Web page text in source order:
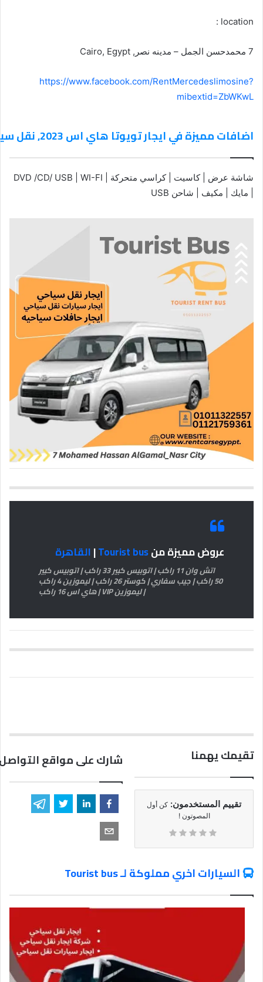
location :
7 محمدحسن الجمل – مدينه نصر, Cairo, Egypt
https://www.facebook.com/RentMercedeslimosine?
mibextid=ZbWKwL
اضافات مميزة في ايجار تويوتا هاي اس 2023, نقل سياحي
شاشة عرض | كاسيت | كراسي متحركة | DVD /CD/ USB | WI-FI
| مايك | مكيف | شاحن USB
عروض مميزة منTourist bus
|القاهرة
اتش وان 11 راكب | اتوبيس كبير 33 راكب | اتوبيس كبير
50 راكب | جيب سفاري | كوستر 26 راكب | ليموزين 4 راكب
| ليموزين VIP | هاي اس 16 راكب
تقيمك يهمنا
تقييم المستخدمون: كن أول
المصوتون !
شارك على مواقع
السيارات اخري مملوكة لـ Tourist bus